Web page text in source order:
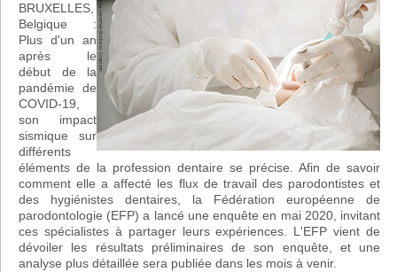
BRUXELLES,
Belgique :
Plus d'un an
après le
début de la
pandémie de
COVID-19,
son impact
sismique sur
différents
éléments de la profession dentaire se précise. Afin de savoir
comment elle a affecté les flux de travail des parodontistes et
des hygiénistes dentaires, la Fédération européenne de
parodontologie (EFP) a lancé une enquête en mai 2020, invitant
ces spécialistes à partager leurs expériences. L'EFP vient de
dévoiler les résultats préliminaires de son enquête, et une
analyse plus détaillée sera publiée dans les mois à venir.